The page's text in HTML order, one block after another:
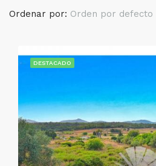
Ordenar por: Orden por defecto
DESTACADO